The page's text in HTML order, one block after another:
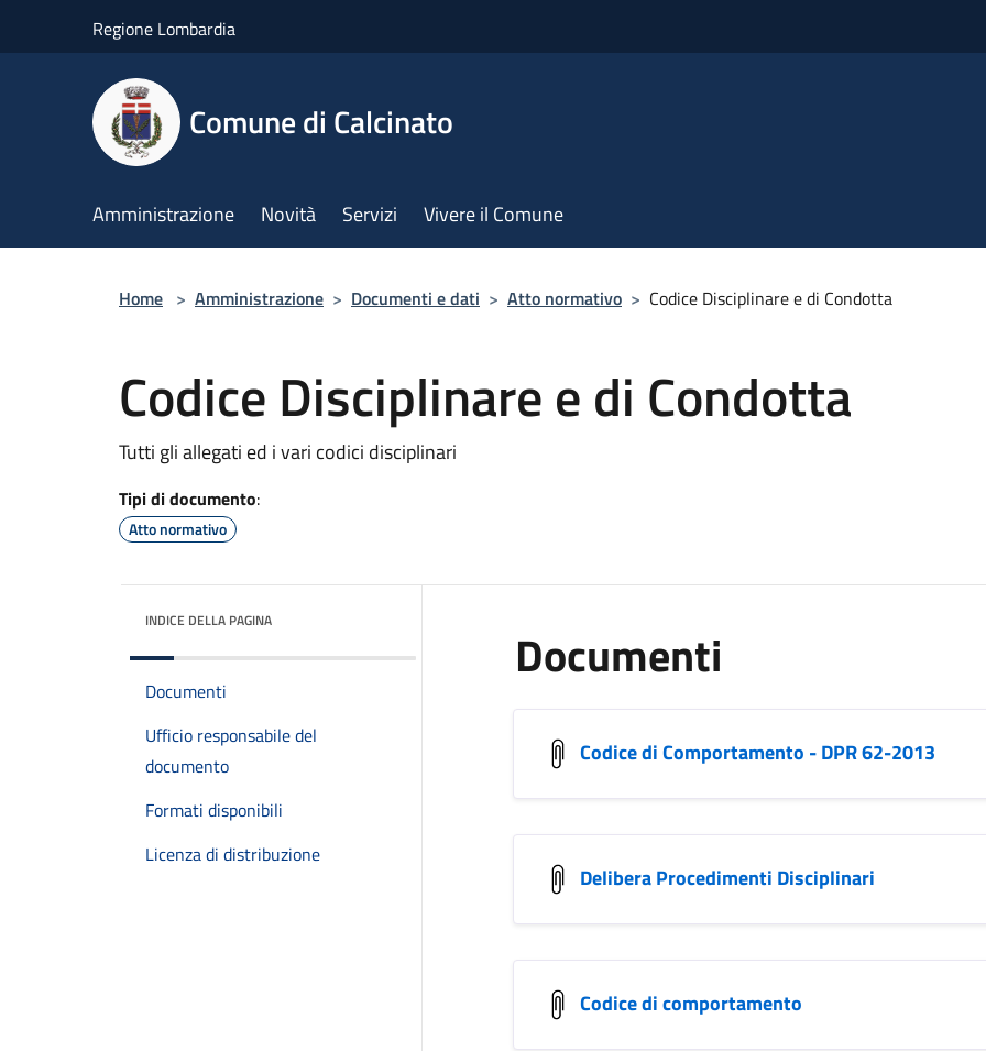
Regione Lombardia
Comune di Calcinato
Amministrazione Novità Servizi Vivere il Comune
Home > Amministrazione > Documenti e dati > Atto normativo > Codice Disciplinare e di Condotta
Codice Disciplinare e di Condotta
Tutti gli allegati ed i vari codici disciplinari
Tipi di documento:
Atto normativo
INDICE DELLA PAGINA
Documenti
Ufficio responsabile del
documento
Formati disponibili
Licenza di distribuzione
Documenti
Codice di Comportamento - DPR 62-2013
Delibera Procedimenti Disciplinari
Codice di comportamento